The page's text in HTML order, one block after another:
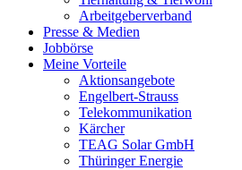
Arbeitgeberverband
Presse & Medien
Jobbörse
Meine Vorteile
Aktionsangebote
Engelbert-Strauss
Telekommunikation
Kärcher
TEAG Solar GmbH
Thüringer Energie